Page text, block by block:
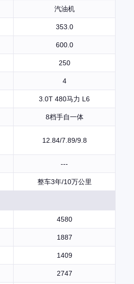
汽油机
353.0
600.0
250
4
3.0T 480马力 L6
8档手自一体
12.84/7.89/9.8
---
整车3年/10万公里
4580
1887
1409
2747